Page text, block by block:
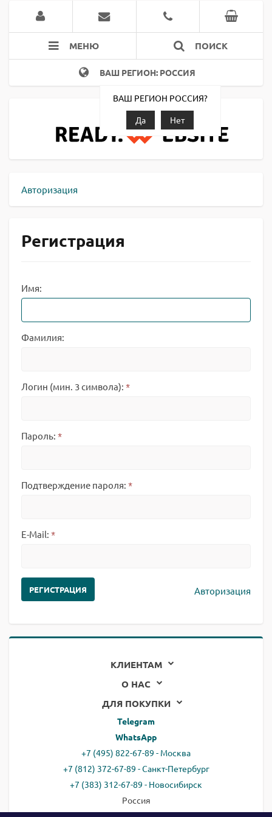
МЕНЮ ПОИСК
ВАШ РЕГИОН: РОССИЯ
ВАШ РЕГИОН РОССИЯ?
Да
Нет
Авторизация
Регистрация
Имя:
Фамилия:
Логин (мин. 3 символа): *
Пароль: *
Подтверждение пароля: *
E-Mail: *
Авторизация
КЛИЕНТАМ
О НАС
ДЛЯ ПОКУПКИ
Telegram
WhatsApp
+7 (495) 822-67-89 - Москва
+7 (812) 372-67-89 - Санкт-Петербург
+7 (383) 312-67-89 - Новосибирск
Россия